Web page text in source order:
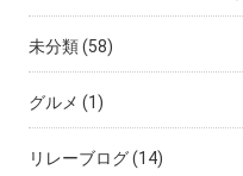
未分類(58)
グルメ (1)
リレーブログ(14)